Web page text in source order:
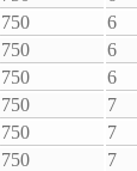
750 6
750 6
750 6
750 7
750 7
750 7